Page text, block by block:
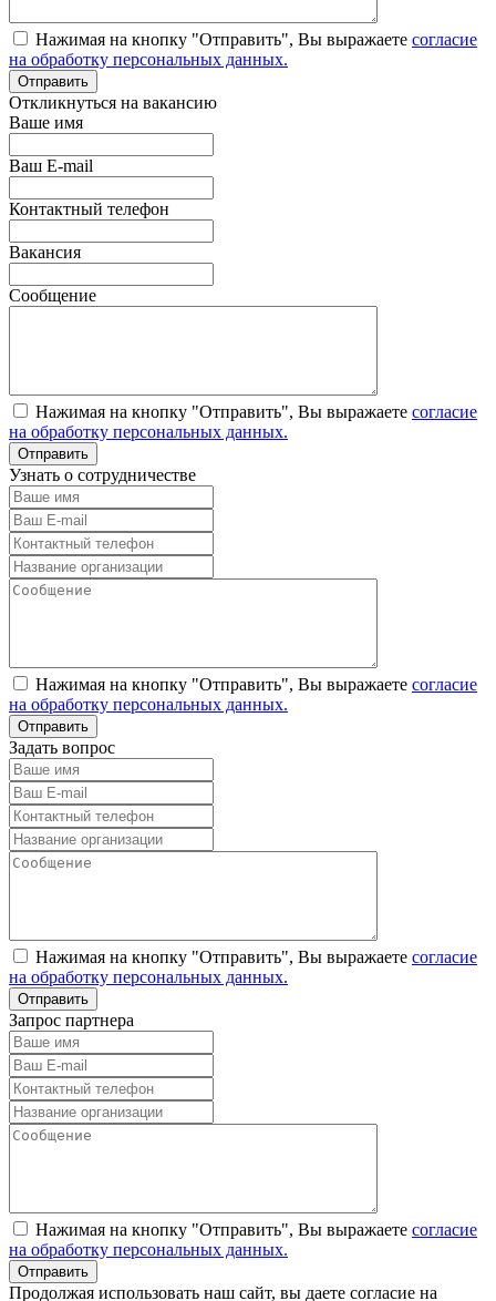
Нажимая на кнопку "Отправить", Вы выражаете согласие
на обработку персональных данных.
Откликнуться на вакансию
Ваше имя
Ваш E-mail
Контактный телефон
Вакансия
Сообщение
Нажимая на кнопку "Отправить", Вы выражаете согласие
на обработку персональных данных.
Узнать о сотрудничестве
Нажимая на кнопку "Отправить", Вы выражаете согласие
на обработку персональных данных.
Задать вопрос
Нажимая на кнопку "Отправить", Вы выражаете согласие
на обработку персональных данных.
Запрос партнера
Нажимая на кнопку "Отправить", Вы выражаете согласие
на обработку персональных данных.
Продолжая использовать наш сайт, вы даете согласие на